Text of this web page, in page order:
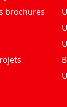
brochures